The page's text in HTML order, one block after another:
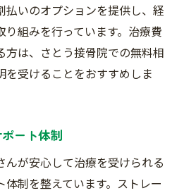
払いのオプションを提供し、経
組みを行っています。治療費
方は、さとう接骨院での無料相
を受けることをおすすめしま
ート体制
んが安心して治療を受けられる
制を整えています。ストレー